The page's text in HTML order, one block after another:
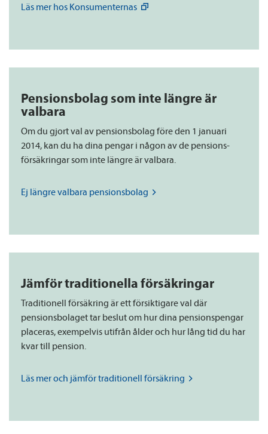
Läs mer hos Konsumenternas
Pensions­bolag som inte längre är
valbara
Om du gjort val av pensions­bolag före den 1 januari
2014, kan du ha dina pengar i någon av de pensions­
försäkringar som inte längre är valbara.
Ej längre valbara pensions­bolag
Jämför traditionella försäkringar
Traditionell försäkring är ett försiktigare val där
pensions­bolaget tar beslut om hur dina pensions­pengar
placeras, exempelvis utifrån ålder och hur lång tid du har
kvar till pension.
Läs mer och jämför traditionell försäkring